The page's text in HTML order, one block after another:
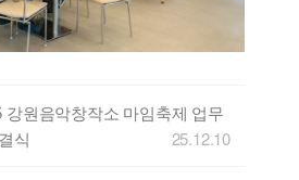
강원음악창작소 마임축제 업무
식
25.12.10